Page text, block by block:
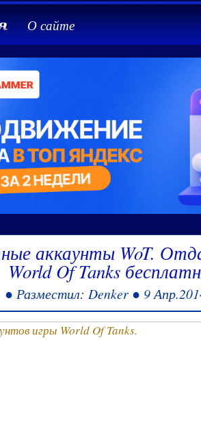
О сайте
аккаунты WoT.
World Of Tanks
● Разместил: Denker ● 9